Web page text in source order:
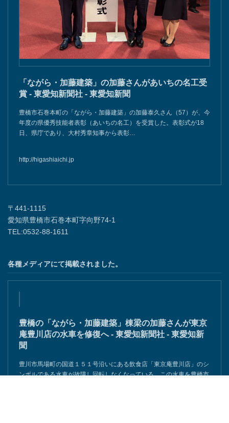
「ながら・加藤建築」の加藤さんがあいちの名工受
賞 - 東愛知新聞社 - 東愛知新聞
豊橋市石巻本町の「ながら・加藤建築」の加藤泰久さん（57）が、今
年度の県優秀技能者表彰（あいちの名工）を受賞した。表彰式が18
日、県庁であり、大村秀章知事から表彰…
http://higashiaichi.jp
〒441-1115
愛知県豊橋市石巻本町字向野74-1
TEL:0532-88-1611
各種メディアにて掲載されました。